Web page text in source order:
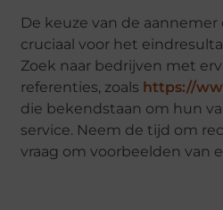
De keuze van de aannemer
cruciaal voor het
Zoek naar bedrijven met
referenties, zoals https://
die bekendstaan om hun
service. Neem de tijd om
vraag om voorbeelden van